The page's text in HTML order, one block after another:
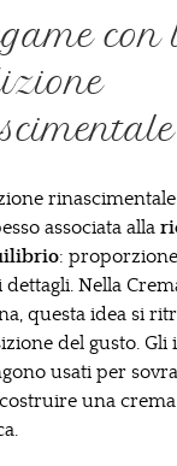
con
associata alla
:
dettagli. Nella
questa idea si
del gusto. Gli
usati per
una crema